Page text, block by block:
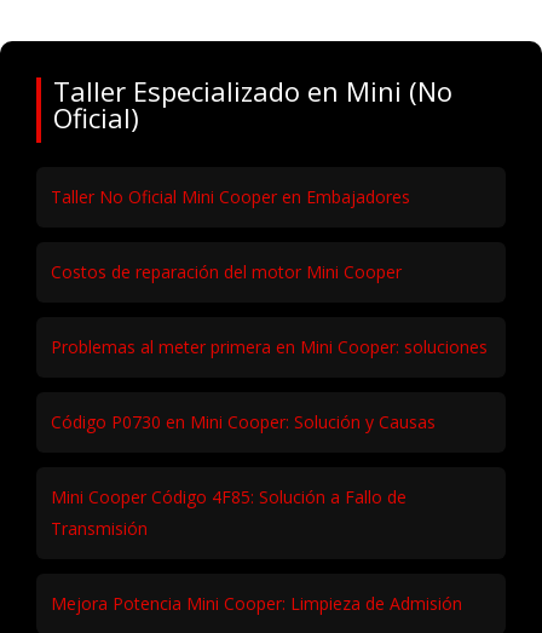
Taller Especializado en Mini (No
Oficial)
Taller No Oficial Mini Cooper en Embajadores
Costos de reparación del motor Mini Cooper
Problemas al meter primera en Mini Cooper: soluciones
Código P0730 en Mini Cooper: Solución y Causas
Mini Cooper Código 4F85: Solución a Fallo de
Transmisión
Mejora Potencia Mini Cooper: Limpieza de Admisión